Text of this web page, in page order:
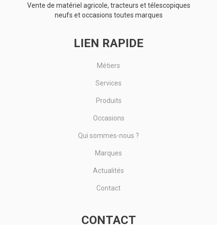
Vente de matériel agricole, tracteurs et télescopiques
neufs et occasions toutes marques
LIEN RAPIDE
Métiers
Services
Produits
Occasions
Qui sommes-nous ?
Marques
Actualités
Contact
CONTACT